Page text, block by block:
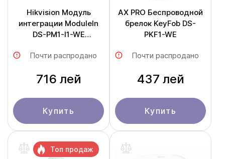
Hikvision Модуль
интеграции ModuleIn
DS-PM1-I1-WE
Почти распродано
716 лей
Купить
AX PRO Беспроводной
брелок KeyFob DS-
PKF1-WE
Почти распродано
437 лей
Купить
Топ продаж